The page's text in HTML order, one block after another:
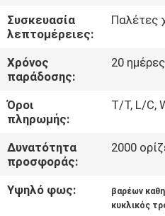
ΕΛΆΤΕ
ΣΕ
ΕΠΑΦΉ
ΜΕ
ΖΗΤΉΣΤΕ
ΈΝΑ
ΑΠΌΣΠΑΣΜΑ
Συσκευασία
λεπτομέρειες:
Παλέτες
Χρόνος
παράδοσης:
20 ημέρες
Όροι
πληρωμής:
T/T, L/C,
Δυνατότητα
προσφοράς:
2000
Υψηλό φως: βαρέων
κυκλικός